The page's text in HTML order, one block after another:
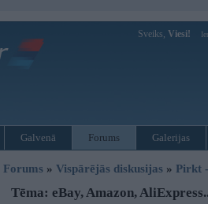
Sveiks, Viesi!
Galvenā Forums Galerijas
Forums » Vispārējās diskusijas » Pirkt
Tēma: eBay, Amazon,